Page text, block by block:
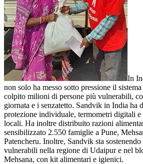
In
non solo ha messo sotto pressione il
colpito milioni di persone più vulnerabili,
giornata e i senzatetto. Sandvik in India ha
protezione individuale, termometri digitali
locali. Ha inoltre distribuito razioni
sensibilizzato 2.550 famiglie a Pune,
Patencheru. Inoltre, Sandvik sta
vulnerabili nella regione di Udaipur e nel
Mehsana, con kit alimentari e igienici.